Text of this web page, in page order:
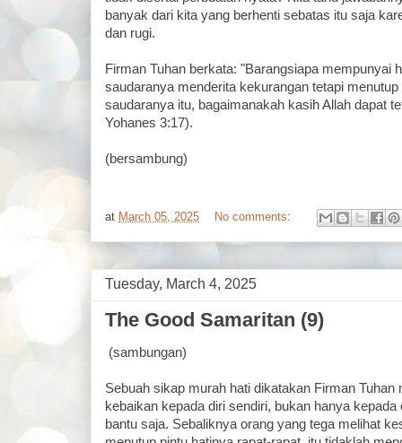
banyak dari kita yang berhenti sebatas itu saja
dan rugi.
Firman Tuhan berkata: "Barangsiapa mempunyai
saudaranya menderita kekurangan tetapi
saudaranya itu, bagaimanakah kasih Allah dapat
Yohanes 3:17).
(bersambung)
at March 05, 2025 No comments:
Tuesday, March 4, 2025
The Good Samaritan (9)
(sambungan)
Sebuah sikap murah hati dikatakan Firman Tuhan
kebaikan kepada diri sendiri, bukan hanya
bantu saja. Sebaliknya orang yang tega melihat